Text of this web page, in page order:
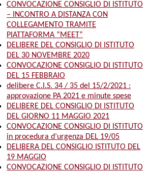
CONVOCAZIONE CONSIGLIO DI ISTITUTO
– INCONTRO A DISTANZA CON
COLLEGAMENTO TRAMITE
PIATTAFORMA “MEET”
DELIBERE DEL CONSIGLIO DI ISTITUTO
DEL 30 NOVEMBRE 2020
CONVOCAZIONE CONSIGLIO DI ISTITUTO
DEL 15 FEBBRAIO
delibere C.I.S. 34 / 35 del 15/2/2021 :
approvazione PA 2021 e minute spese
DELIBERE DEL CONSIGLIO DI ISTITUTO
DEL GIORNO 11 MAGGIO 2021
CONVOCAZIONE CONSIGLIO DI ISTITUTO
in procedura d’urgenza DEL 19/05
DELIBERA DEL CONSIGLIO ISTITUTO DEL
19 MAGGIO
CONVOCAZIONE CONSIGLIO DI ISTITUTO